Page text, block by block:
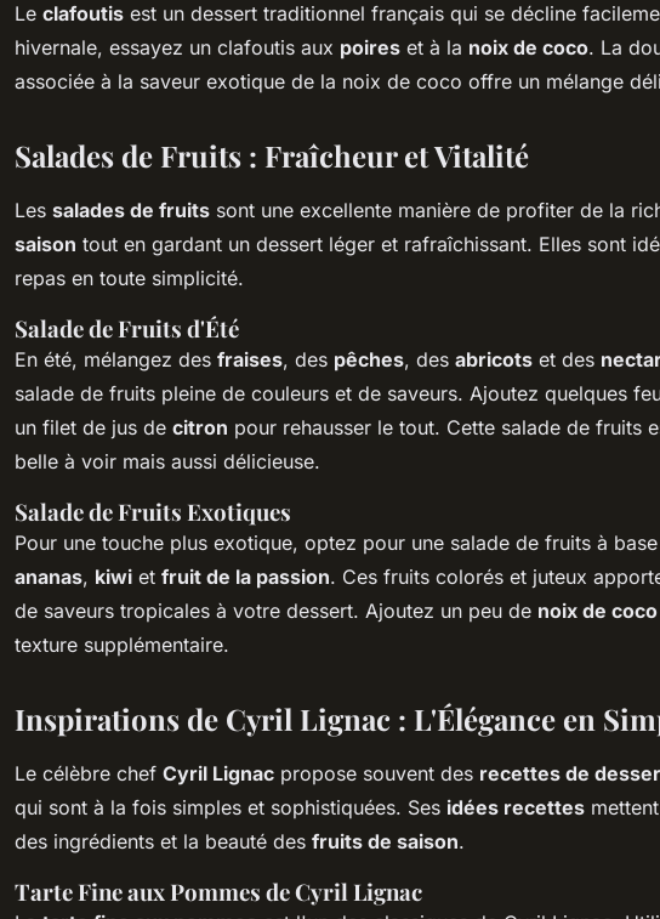
Le clafoutis est un dessert traditionnel français qui se décline
hivernale, essayez un clafoutis aux poires et à la noix de coco. La
associée à la saveur exotique de la noix de coco offre un mélange
Salades de Fruits : Fraîcheur et Vitalité
Les salades de fruits sont une excellente manière de profiter de la
saison tout en gardant un dessert léger et rafraîchissant. Elles sont
repas en toute simplicité.
Salade de Fruits d'Été
En été, mélangez des fraises, des pêches, des abricots et des
salade de fruits pleine de couleurs et de saveurs. Ajoutez quelques
un filet de jus de citron pour rehausser le tout. Cette salade de fruits
belle à voir mais aussi délicieuse.
Salade de Fruits Exotiques
Pour une touche plus exotique, optez pour une salade de fruits à
ananas, kiwi et fruit de la passion. Ces fruits colorés et juteux
de saveurs tropicales à votre dessert. Ajoutez un peu de noix de
texture supplémentaire.
Inspirations de Cyril Lignac : L'Élégance en
Le célèbre chef Cyril Lignac propose souvent des recettes de
qui sont à la fois simples et sophistiquées. Ses idées recettes
des ingrédients et la beauté des fruits de saison.
Tarte Fine aux Pommes de Cyril Lignac